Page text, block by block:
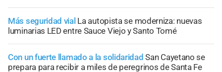
Más seguridad vial La autopista se moderniza: nuevas
luminarias LED entre Sauce Viejo y Santo Tomé
Con un fuerte llamado a la solidaridad San Cayetano se
prepara para recibir a miles de peregrinos de Santa Fe